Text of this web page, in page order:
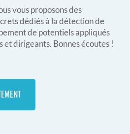
vous proposons des
dédiés à la détection de
de potentiels appliqués
et dirigeants. Bonnes écoutes !